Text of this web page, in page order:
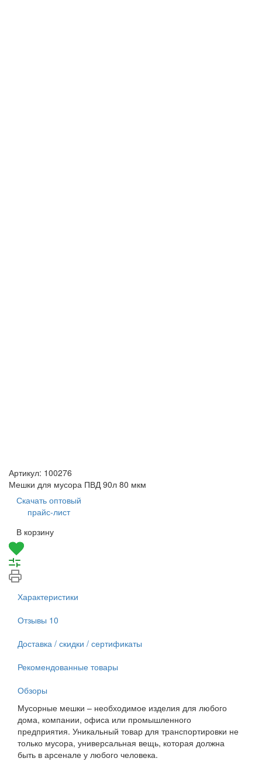
Артикул: 100276
Мешки для мусора ПВД 90л 80 мкм
Скачать оптовый
прайс-лист
В корзину
Характеристики
Отзывы 10
Доставка / скидки / сертификаты
Рекомендованные товары
Обзоры
Мусорные мешки – необходимое изделия для любого
дома, компании, офиса или промышленного
предприятия. Уникальный товар для транспортировки не
только мусора, универсальная вещь, которая должна
быть в арсенале у любого человека.